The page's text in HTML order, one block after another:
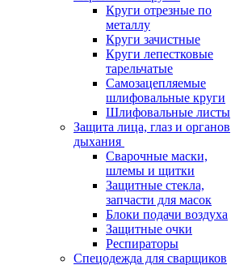
Круги отрезные по
металлу
Круги зачистные
Круги лепестковые
тарельчатые
Самозацепляемые
шлифовальные круги
Шлифовальные листы
Защита лица, глаз и органов
дыхания
Сварочные маски,
шлемы и щитки
Защитные стекла,
запчасти для масок
Блоки подачи воздуха
Защитные очки
Респираторы
Спецодежда для сварщиков